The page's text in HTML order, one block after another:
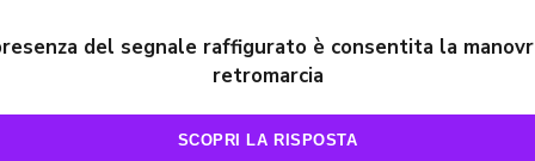
del segnale raffigurato è consentita la
retromarcia
SCOPRI LA RISPOSTA